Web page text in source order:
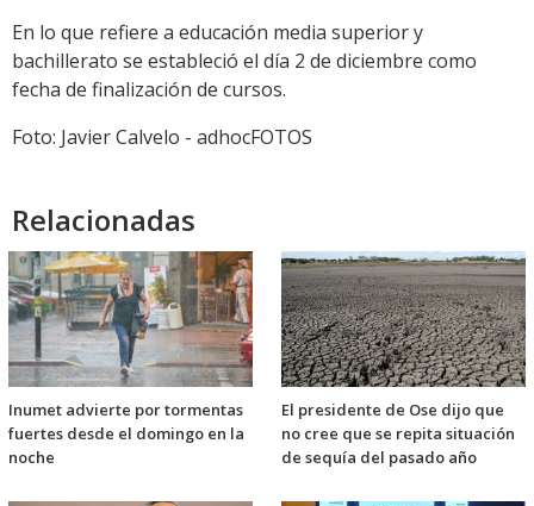
En lo que refiere a educación media superior y
bachillerato se estableció el día 2 de diciembre como
fecha de finalización de cursos.
Foto: Javier Calvelo - adhocFOTOS
Relacionadas
Inumet advierte por tormentas
fuertes desde el domingo en la
noche
El presidente de Ose dijo que
no cree que se repita situación
de sequía del pasado año